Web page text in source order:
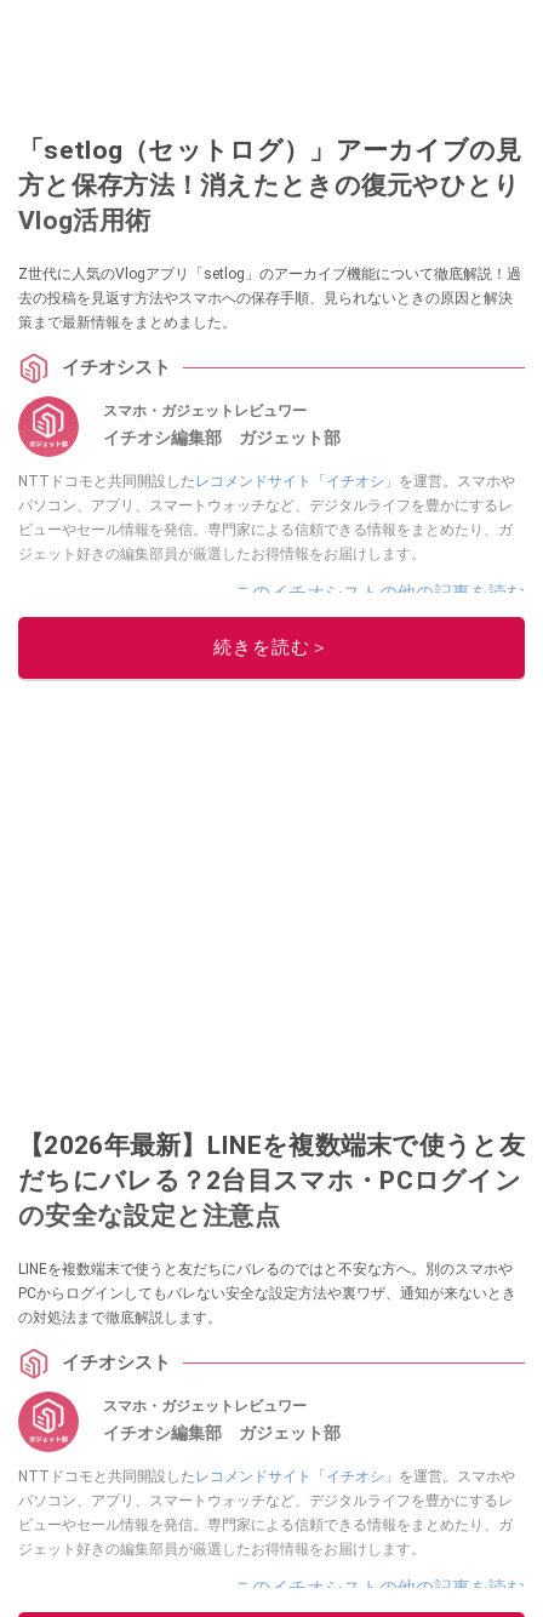
「setlog（セットログ）」アーカイブの見
方と保存方法！消えたときの復元やひとり
Vlog活用術
Z世代に人気のVlogアプリ「setlog」のアーカイブ機能について徹底解説！過
去の投稿を見返す方法やスマホへの保存手順、見られないときの原因と解決
策まで最新情報をまとめました。
イチオシスト
スマホ・ガジェットレビュワー
イチオシ編集部 ガジェット部
NTTドコモと共同開設した レコメンドサイト「イチオシ」 を運営。スマホや
パソコン、アプリ、スマートウォッチなど、デジタルライフを豊かにするレ
ビューやセール情報を発信。専門家による信頼できる情報をまとめたり、ガ
ジェット好きの編集部員が厳選したお得情報をお届けします。
このイチオシストの他の記事を読む
続きを読む＞
【2026年最新】LINEを複数端末で使うと友
だちにバレる？2台目スマホ・PCログイン
の安全な設定と注意点
LINEを複数端末で使うと友だちにバレるのではと不安な方へ。別のスマホや
PCからログインしてもバレない安全な設定方法や裏ワザ、通知が来ないとき
の対処法まで徹底解説します。
イチオシスト
スマホ・ガジェットレビュワー
イチオシ編集部 ガジェット部
NTTドコモと共同開設した レコメンドサイト「イチオシ」 を運営。スマホや
パソコン、アプリ、スマートウォッチなど、デジタルライフを豊かにするレ
ビューやセール情報を発信。専門家による信頼できる情報をまとめたり、ガ
ジェット好きの編集部員が厳選したお得情報をお届けします。
このイチオシストの他の記事を読む